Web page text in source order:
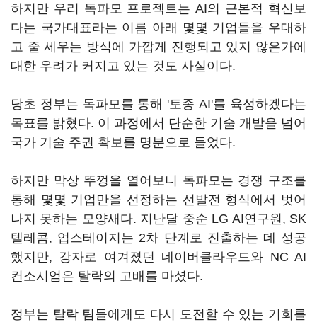
하지만 우리 독파모 프로젝트는 AI의 근본적 혁신보
다는 국가대표라는 이름 아래 몇몇 기업들을 우대하
고 줄 세우는 방식에 가깝게 진행되고 있지 않은가에
대한 우려가 커지고 있는 것도 사실이다.
당초 정부는 독파모를 통해 '토종 AI'를 육성하겠다는
목표를 밝혔다. 이 과정에서 단순한 기술 개발을 넘어
국가 기술 주권 확보를 명분으로 들었다.
하지만 막상 뚜껑을 열어보니 독파모는 경쟁 구조를
통해 몇몇 기업만을 선정하는 선발전 형식에서 벗어
나지 못하는 모양새다. 지난달 중순 LG AI연구원, SK
텔레콤, 업스테이지는 2차 단계로 진출하는 데 성공
했지만, 강자로 여겨졌던 네이버클라우드와 NC AI
컨소시엄은 탈락의 고배를 마셨다.
정부는 탈락 팀들에게도 다시 도전할 수 있는 기회를